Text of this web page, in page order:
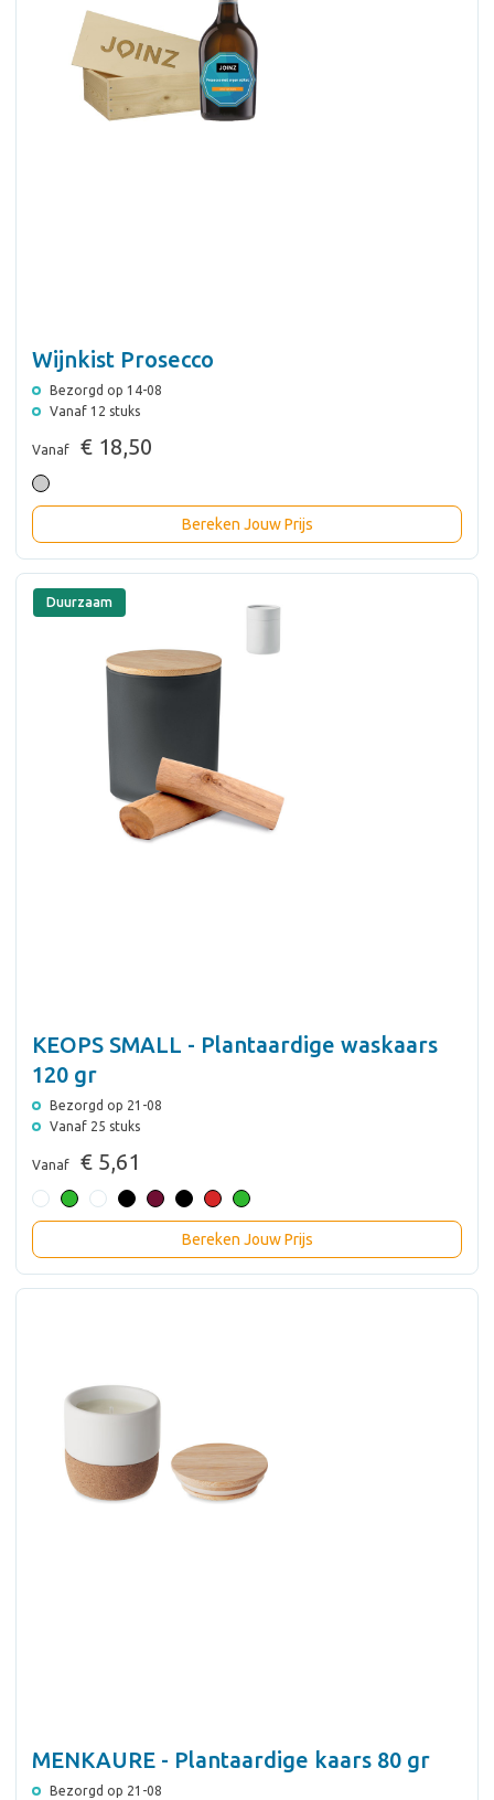
Wijnkist Prosecco
Bezorgd op 14-08
Vanaf 12 stuks
Vanaf € 18,50
Bereken Jouw Prijs
Duurzaam
KEOPS SMALL - Plantaardige waskaars
120 gr
Bezorgd op 21-08
Vanaf 25 stuks
Vanaf € 5,61
Bereken Jouw Prijs
MENKAURE - Plantaardige kaars 80 gr
Bezorgd op 21-08